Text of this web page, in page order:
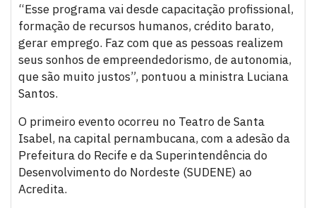
“Esse programa vai desde capacitação profissional,
formação de recursos humanos, crédito barato,
gerar emprego. Faz com que as pessoas realizem
seus sonhos de empreendedorismo, de autonomia,
que são muito justos”, pontuou a ministra Luciana
Santos.
O primeiro evento ocorreu no Teatro de Santa
Isabel, na capital pernambucana, com a adesão da
Prefeitura do Recife e da Superintendência do
Desenvolvimento do Nordeste (SUDENE) ao
Acredita.